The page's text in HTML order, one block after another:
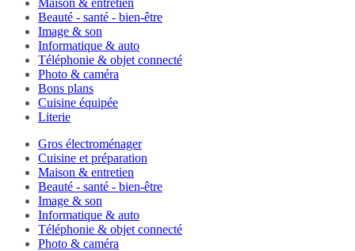
Beauté - santé - bien-être
Image & son
Informatique & auto
Téléphonie & objet connecté
Photo & caméra
Bons plans
Cuisine équipée
Literie
Gros électroménager
Cuisine et préparation
Maison & entretien
Beauté - santé - bien-être
Image & son
Informatique & auto
Téléphonie & objet connecté
Photo & caméra